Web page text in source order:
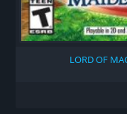
LORD OF